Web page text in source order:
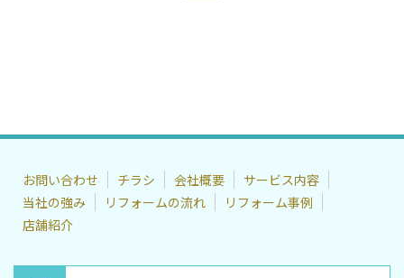
お問い合わせ チラシ 会社概要
サービス内容
当社の強み
リフォームの流れ
リフォーム事例
店舗紹介